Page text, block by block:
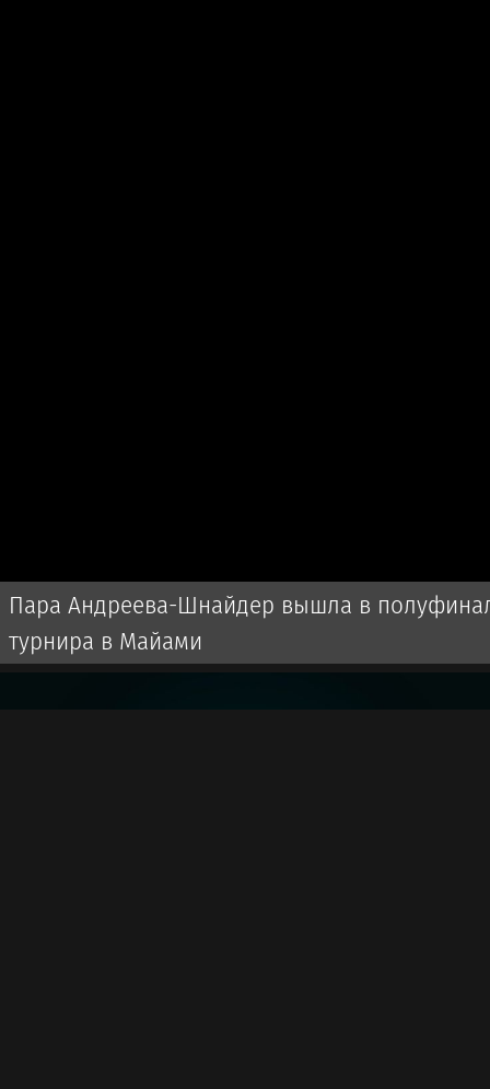
Пара Андреева-Шнайдер вышла в
турнира в Майами